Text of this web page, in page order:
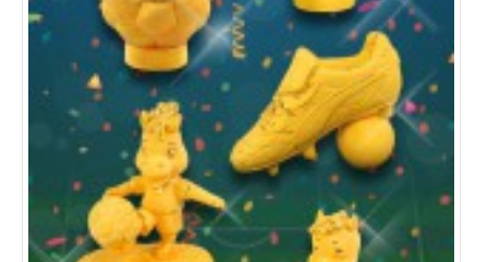
端午節紀念禮品系列
2018/03/21 101
《博思創意 - 端午節紀念禮品系列》 端午佳節將至，賽龍舟
是端午節的一項重要活動。 博思創意推出一系列的端午節紀念
禮品，系列呈現出賽龍舟同舟共濟，團結一致的精神。設計精
美，是辨公室擺設、送禮或龍舟賽頒獎佳品。 企業客戶更可加
入獨特的商標及文字，更顯個性化及獨...
閱讀更多